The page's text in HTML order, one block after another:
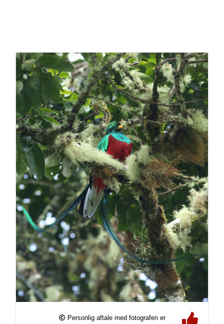
Personlig aftale med fotografen er